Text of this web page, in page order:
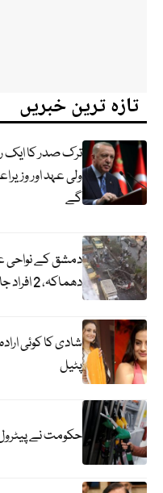
تازہ ترین خبریں
ترک صدر کا ایک
ولی عہد اور
گے
دمشق کے نواحی
دھماکہ، 2 افراد جاں بحق، متعدد زخمی
شادی کا کوئی
پٹیل
حکومت نے